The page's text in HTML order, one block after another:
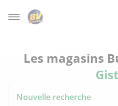
Les magasins
Nouvelle recherche